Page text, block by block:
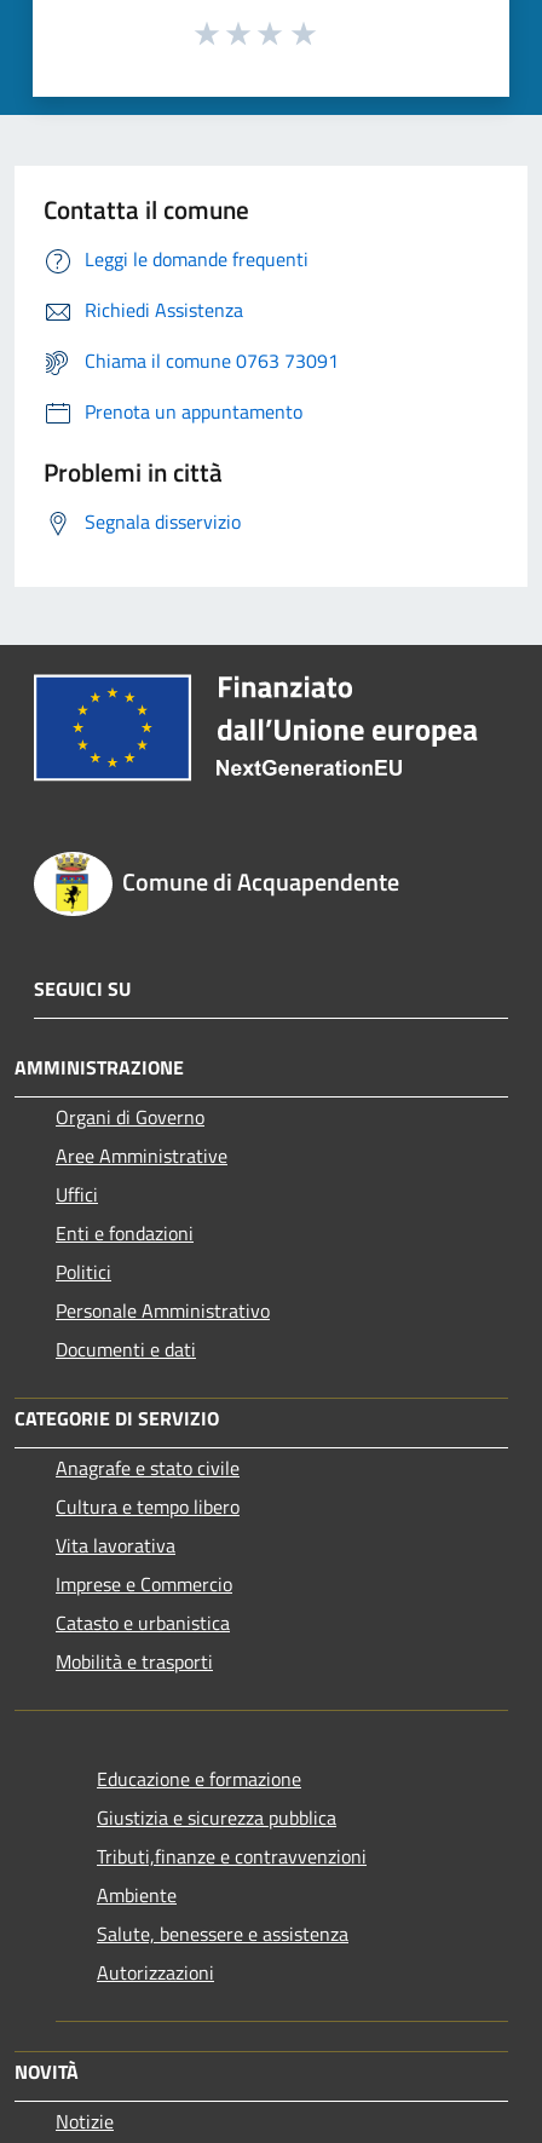
Contatta il comune
Leggi le domande frequenti
Richiedi Assistenza
Chiama il comune 0763 73091
Prenota un appuntamento
Problemi in città
Segnala disservizio
Comune di Acquapendente
SEGUICI SU
AMMINISTRAZIONE
Organi di Governo
Aree Amministrative
Uffici
Enti e fondazioni
Politici
Personale Amministrativo
Documenti e dati
CATEGORIE DI SERVIZIO
Anagrafe e stato civile
Cultura e tempo libero
Vita lavorativa
Imprese e Commercio
Catasto e urbanistica
Mobilità e trasporti
Educazione e formazione
Giustizia e sicurezza pubblica
Tributi,finanze e contravvenzioni
Ambiente
Salute, benessere e assistenza
Autorizzazioni
NOVITÀ
Notizie